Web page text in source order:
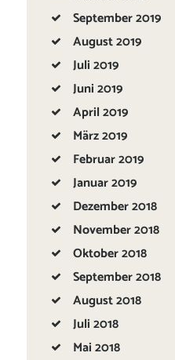
September2019
August2019
Juli2019
Juni2019
April2019
März2019
Februar2019
Januar2019
Dezember2018
November2018
Oktober2018
September2018
August2018
Juli2018
Mai2018